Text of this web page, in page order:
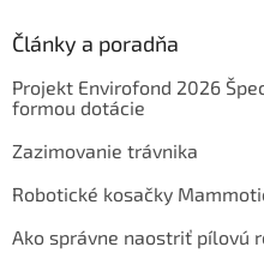
Články a poradňa
Projekt Envirofond 2026
formou dotácie
Zazimovanie trávnika
Robotické kosačky
Ako správne naostriť pílovú